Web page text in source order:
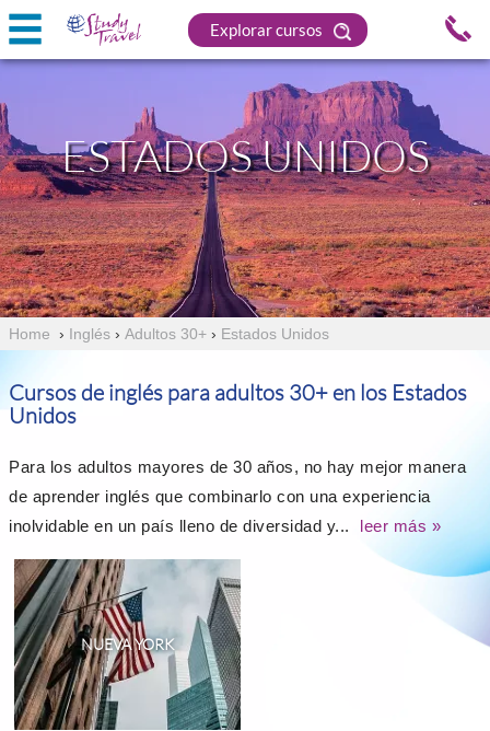
Explorar cursos
ESTADOS UNIDOS
Home › Inglés › Adultos 30+ › Estados Unidos
Cursos de inglés para adultos 30+ en los Estados
Unidos
Para los adultos mayores de 30 años, no hay mejor manera
de aprender inglés que combinarlo con una experiencia
inolvidable en un país lleno de diversidad y...
leer más »
NUEVA YORK